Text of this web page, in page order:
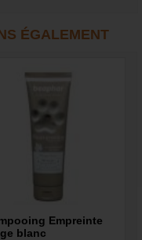
ÉGALEMENT
Empreinte
blanc